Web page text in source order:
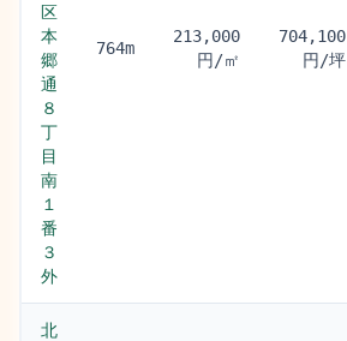
区
本
郷
通
８
丁
目
南
１
番
３
外
764m
213,000
円/㎡
704,100
円/坪
北